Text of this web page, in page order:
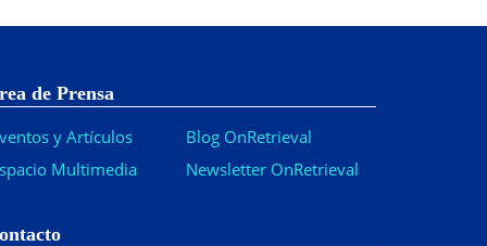
de Prensa
y Artículos
Multimedia
Blog OnRetrieval
Newsletter OnRetrieval